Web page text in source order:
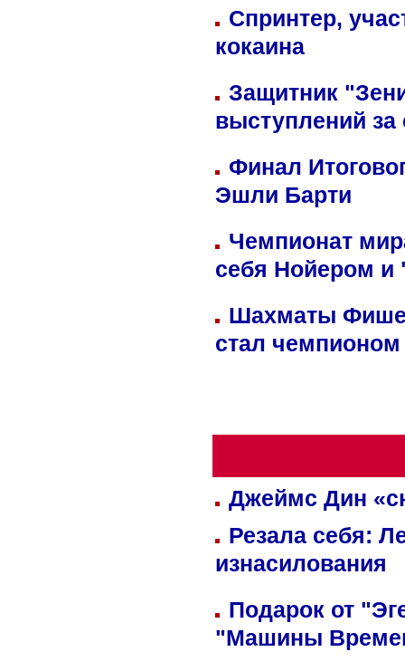
Спринтер,
кокаина
Защитник
выступлений
Финал
Эшли Барти
Чемпионат
себя Нойером и
Шахматы
стал
Джеймс Дин
Резала себя:
изнасилования
Подарок от
"Машины